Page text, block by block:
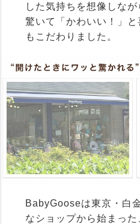
した気持ちを想像しな
驚いて「かわいい！」
もこだわりました。
BabyGooseは東京・白
なショップから始まっ